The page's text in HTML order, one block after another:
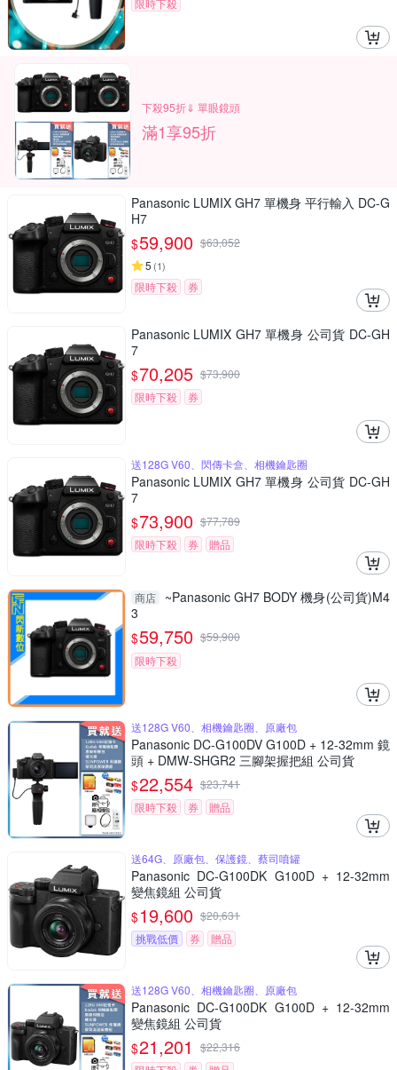
限時下殺
下殺95折⇓ 單眼鏡頭
滿1享95折
Panasonic LUMIX GH7 單機身 平行輸入 DC-G
H7
$59,900 $63,052
5 (1)
限時下殺 券
Panasonic LUMIX GH7 單機身 公司貨 DC-GH
7
$70,205 $73,900
限時下殺
券
送128G V60、閃傳卡盒、相機鑰匙圈
Panasonic LUMIX GH7 單機身 公司貨 DC-GH
7
$73,900 $77,789
限時下殺
券 贈品
商店
~Panasonic GH7 BODY 機身(公司貨)M4
3
$59,750 $59,900
限時下殺
送128G V60、相機鑰匙圈、原廠包
Panasonic DC-G100DV G100D + 12-32mm 鏡
頭 + DMW-SHGR2 三腳架握把組 公司貨
$22,554 $23,741
限時下殺
券 贈品
送64G、原廠包、保護鏡、蔡司噴罐
Panasonic DC-G100DK G100D + 12-32mm
變焦鏡組 公司貨
$19,600 $20,631
挑戰低價
券 贈品
送128G V60、相機鑰匙圈、原廠包
Panasonic DC-G100DK G100D + 12-32mm
變焦鏡組 公司貨
$21,201 $22,316